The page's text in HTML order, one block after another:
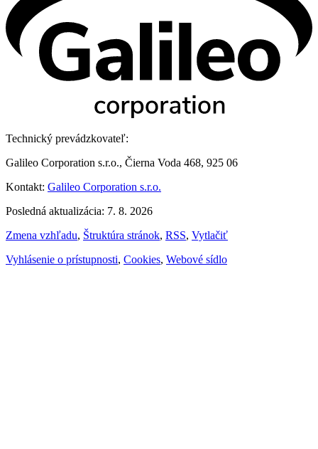
Technický prevádzkovateľ:
Galileo Corporation s.r.o., Čierna Voda 468, 925 06
Kontakt: Galileo Corporation s.r.o.
Posledná aktualizácia: 7. 8. 2026
Zmena vzhľadu, Štruktúra stránok, RSS, Vytlačiť
Vyhlásenie o prístupnosti, Cookies, Webové sídlo